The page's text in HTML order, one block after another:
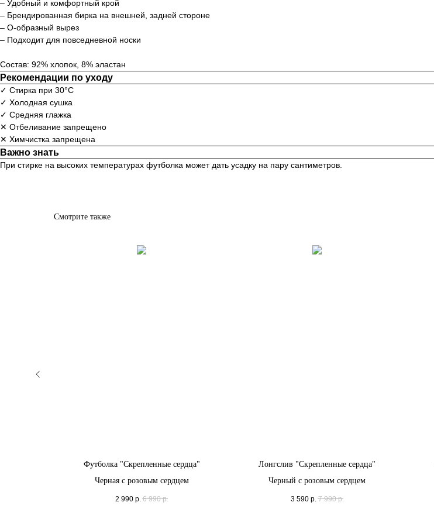
– Удобный и комфортный крой
– Брендированная бирка на внешней, задней стороне
– О-образный вырез
– Подходит для повседневной носки
Состав: 92% хлопок, 8% эластан
Рекомендации по уходу
✓ Стирка при 30°С
✓ Холодная сушка
✓ Средняя глажка
✕ Отбеливание запрещено
✕ Химчистка запрещена
Важно знать
При стирке на высоких температурах футболка может дать усадку на пару сантиметров.
Смотрите также
Футболка "Скрепленные сердца"
Черная с розовым сердцем
2 990 р. 6 990 р.
Лонгслив "Скрепленные сердца"
Черный с розовым сердцем
3 590 р. 7 990 р.